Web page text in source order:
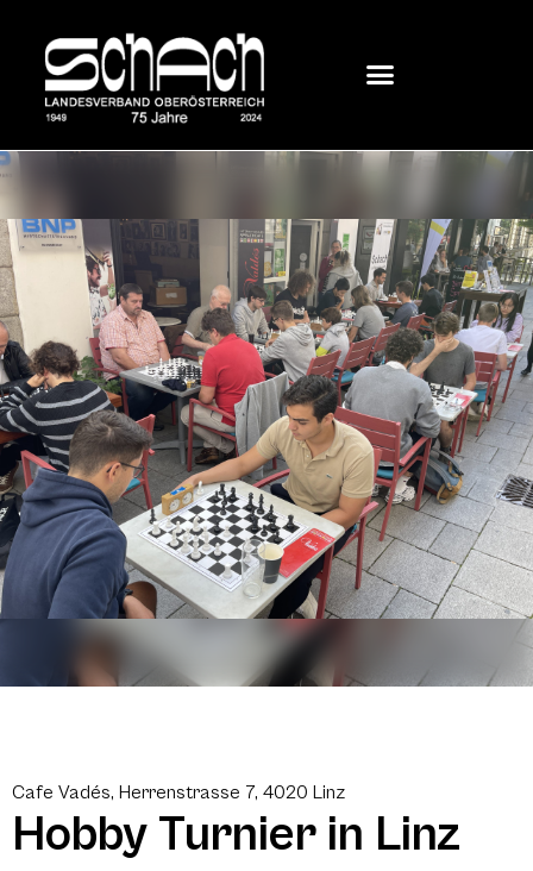
Cafe Vadés, Herrenstrasse 7, 4020 Linz
Hobby Turnier in Linz